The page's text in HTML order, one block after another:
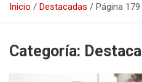
Inicio Destacadas Página 179
Categoría: